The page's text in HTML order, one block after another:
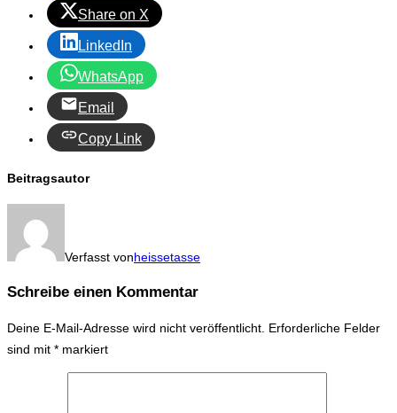
Share on X
LinkedIn
WhatsApp
Email
Copy Link
Beitragsautor
Verfasst vonheissetasse
Schreibe einen Kommentar
Deine E-Mail-Adresse wird nicht veröffentlicht. Erforderliche Felder
sind mit * markiert